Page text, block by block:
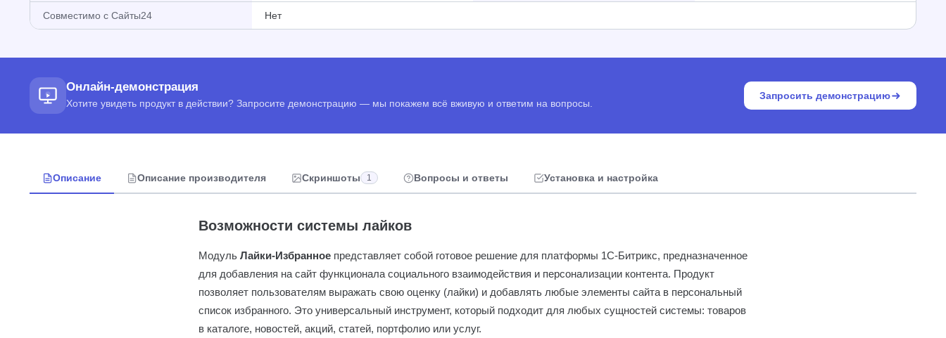
Совместимо с Сайты24 Нет
Онлайн-демонстрация
Хотите увидеть продукт в действии? Запросите демонстрацию — мы покажем всё вживую и ответим на вопросы.
Запросить демонстрацию
Описание Описание производителя Скриншоты 1 Вопросы и ответы Установка и настройка
Возможности системы лайков
Модуль Лайки-Избранное представляет собой готовое решение для платформы 1С-Битрикс, предназначенное
для добавления на сайт функционала социального взаимодействия и персонализации контента. Продукт
позволяет пользователям выражать свою оценку (лайки) и добавлять любые элементы сайта в персональный
список избранного. Это универсальный инструмент, который подходит для любых сущностей системы: товаров
в каталоге, новостей, акций, статей, портфолио или услуг.